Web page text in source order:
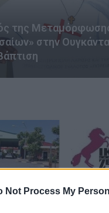
Not Process My
της
στην